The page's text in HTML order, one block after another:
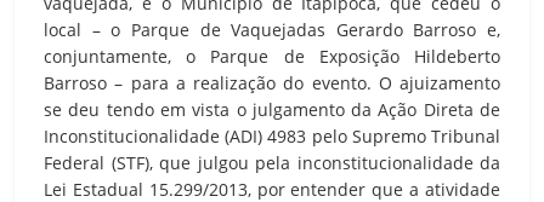
local – o Parque de Vaquejadas Gerardo Barroso e,
conjuntamente, o Parque de Exposição Hildeberto
Barroso – para a realização do evento. O ajuizamento
se deu tendo em vista o julgamento da Ação Direta de
Inconstitucionalidade (ADI) 4983 pelo Supremo Tribunal
Federal (STF), que julgou pela inconstitucionalidade da
Lei Estadual 15.299/2013, por entender que a atividade